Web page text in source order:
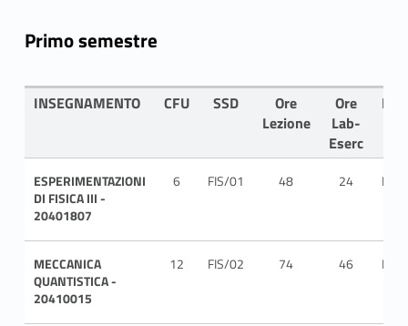
Primo semestre
INSEGNAMENTO CFU SSD
Ore
Lezione
Ore
Lab-
Eserc
ESPERIMENTAZIONI
DI FISICA III -
20401807
6 FIS/01 48 24 ITA
MECCANICA
QUANTISTICA -
20410015
12 FIS/02 74 46 ITA